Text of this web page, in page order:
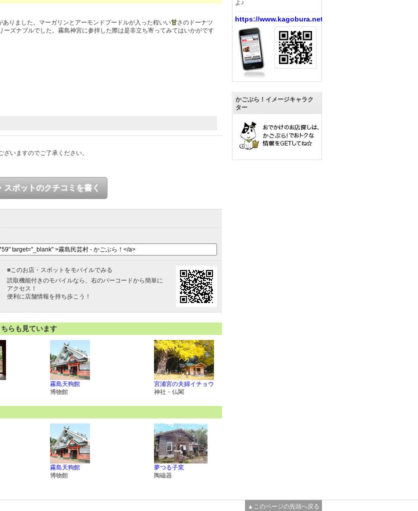
りました。マーガリンとアーモンドプードルが入った程いい甘さのドーナツ
ズナブルでした。霧島神宮に参拝した際は是非立ち寄ってみてはいかがです
いますのでご了承ください。
スポットのクチコミを書く
■このお店・スポットをモバイルでみる
読取機能付きのモバイルなら、右のバーコードから簡単に
アクセス！
便利に店舗情報を持ち歩こう！
らも見ています
霧島天狗館
博物館
宮浦宮の夫婦イチョウ
神社・仏閣
霧島天狗館
博物館
夢つる子窯
陶磁器
よ♪
https://www.kagobura.net/
かごぶら！イメージキャラク
ター
▲このページの先頭へ戻る